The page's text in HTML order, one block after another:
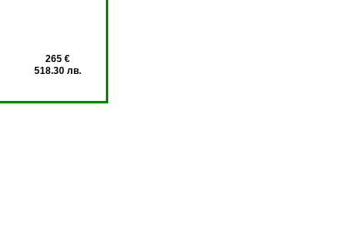
265 €
518.30 лв.